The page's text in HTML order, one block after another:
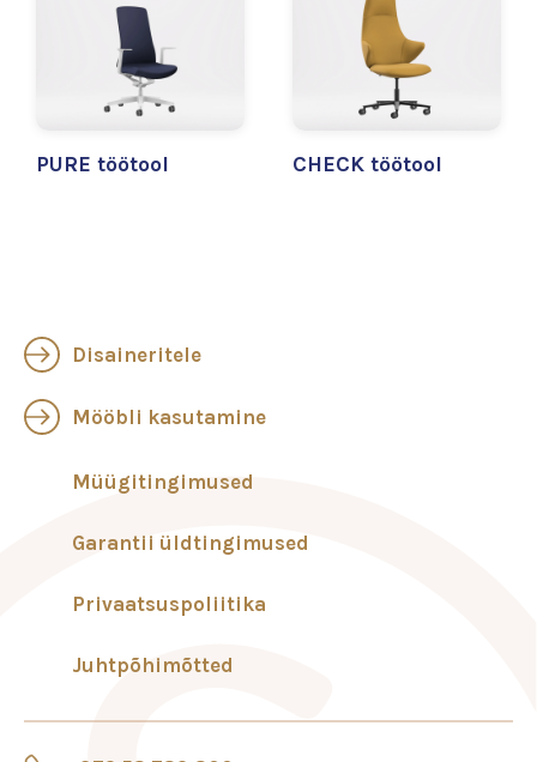
PURE töötool CHECK töötool
Disaineritele
Mööbli kasutamine
Müügitingimused
Garantii üldtingimused
Privaatsuspoliitika
Juhtpõhimõtted